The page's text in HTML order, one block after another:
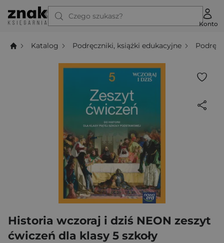
Czego szukasz?
Konto
Katalog Podręczniki, książki edukacyjne
Historia wczoraj i dziś NEON zeszyt
ćwiczeń dla klasy 5 szkoły